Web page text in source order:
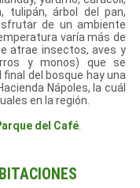
tulipán, árbol del pan,
de un ambiente
varía más de
atrae insectos, aves y
y monos) que se
del bosque hay una
Nápoles, la cuál
en la región.
del Café